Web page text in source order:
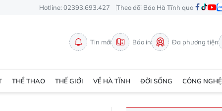
Hotline: 02393.693.427 Theo dõi Báo Hà Tĩnh qua
Tin mới Báo in Đa phương tiện
THỂ THAO THẾ GIỚI VỀ HÀ TĨNH ĐỜI SỐNG CÔNG NGHỆ